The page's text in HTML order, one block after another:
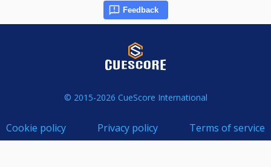
Feedback
© 2015-2026 CueScore International
Cookie policy Privacy policy Terms of service